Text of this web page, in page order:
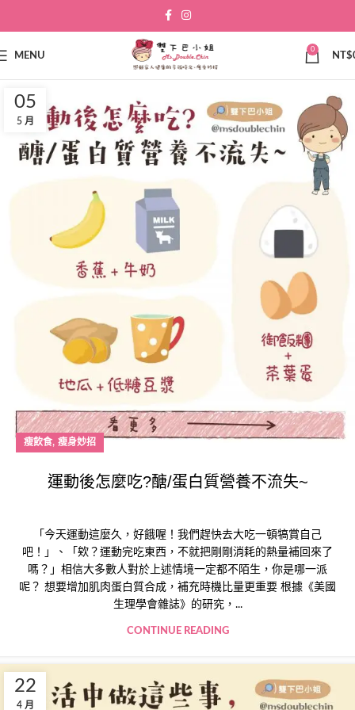
MENU
0
NT$
05
5 月
瘦飲食, 瘦身妙招
運動後怎麼吃?醣/蛋白質營養不流失~
「今天運動這麼久，好餓喔！我們趕快去大吃一頓犒賞自己
吧！」、「欸？運動完吃東西，不就把剛剛消耗的熱量補回來了
嗎？」相信大多數人對於上述情境一定都不陌生，你是哪一派
呢？ 想要增加肌肉蛋白質合成，補充時機比量更重要 根據《美國
生理學會雜誌》的研究，...
CONTINUE READING
22
4 月